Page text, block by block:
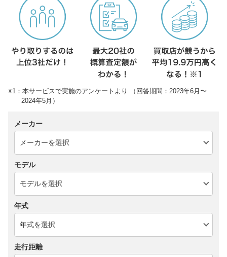
※1：本サービスで実施のアンケートより （回答期間：2023年6月〜
2024年5月）
メーカー
モデル
年式
走行距離